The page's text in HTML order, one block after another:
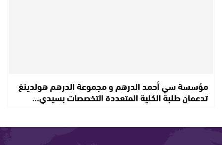
مؤسسة سي أحمد الدرهم و مجموعة الدرهم هولدينغ
تدعمان طلبة الكلية المتعددة التخصصات بسيدي…